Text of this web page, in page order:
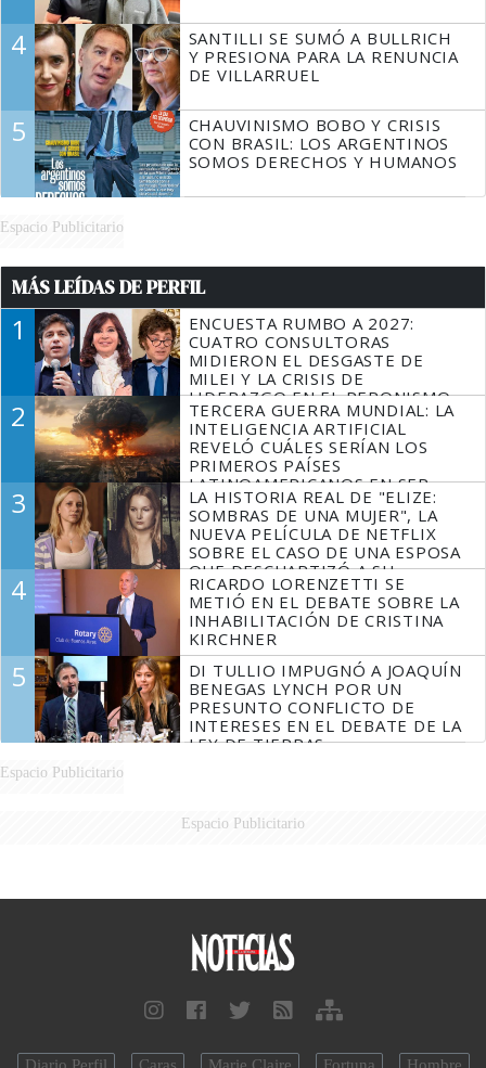
4
SANTILLI SE SUMÓ A BULLRICH
Y PRESIONA PARA LA RENUNCIA
DE VILLARRUEL
5
CHAUVINISMO BOBO Y CRISIS
CON BRASIL: LOS ARGENTINOS
SOMOS DERECHOS Y HUMANOS
Espacio Publicitario
MÁS LEÍDAS DE PERFIL
1
ENCUESTA RUMBO A 2027:
CUATRO CONSULTORAS
MIDIERON EL DESGASTE DE
MILEI Y LA CRISIS DE
LIDERAZGO EN EL PERONISMO
2
TERCERA GUERRA MUNDIAL: LA
INTELIGENCIA ARTIFICIAL
REVELÓ CUÁLES SERÍAN LOS
PRIMEROS PAÍSES
LATINOAMERICANOS EN SER
DERROTADOS
3
LA HISTORIA REAL DE "ELIZE:
SOMBRAS DE UNA MUJER", LA
NUEVA PELÍCULA DE NETFLIX
SOBRE EL CASO DE UNA ESPOSA
QUE DESCUARTIZÓ A SU
MARIDO
4
RICARDO LORENZETTI SE
METIÓ EN EL DEBATE SOBRE LA
INHABILITACIÓN DE CRISTINA
KIRCHNER
5
DI TULLIO IMPUGNÓ A JOAQUÍN
BENEGAS LYNCH POR UN
PRESUNTO CONFLICTO DE
INTERESES EN EL DEBATE DE LA
LEY DE TIERRAS
Espacio Publicitario
Espacio Publicitario